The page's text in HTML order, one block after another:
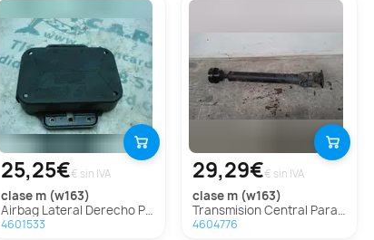
25,25€€ sin IVA
clase m (w163)
Airbag Lateral Derecho Para Mercedes Clase M
4601533
29,29€€ sin IVA
clase m (w163)
Transmision Central Para Mercedes Clase M
4604776